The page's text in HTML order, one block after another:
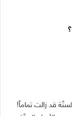
قد زالت تماماً!